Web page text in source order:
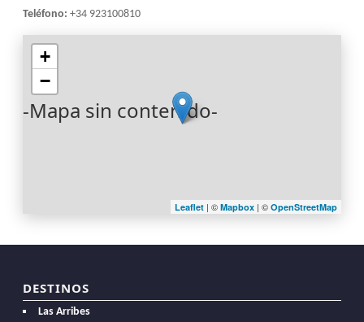
Teléfono:+34 923100810
-Mapa sin contenido-
+
−
Leaflet| © Mapbox | © OpenStreetMap
DESTINOS
Las Arribes